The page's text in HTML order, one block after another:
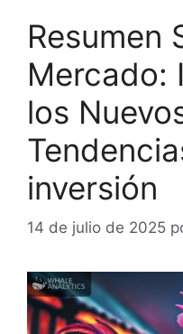
Resumen
Mercado:
los
inversión
14 de julio de 2025